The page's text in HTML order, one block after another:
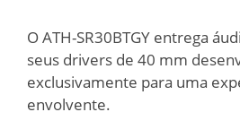
O ATH-SR30BTGY entrega
seus drivers de 40 mm
exclusivamente para uma
envolvente.